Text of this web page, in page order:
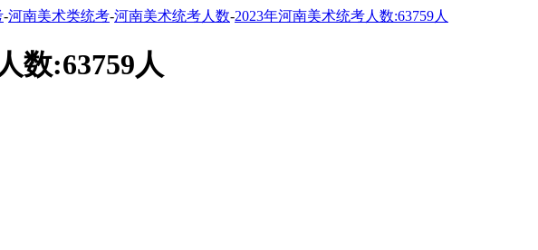
-河南美术类统考-河南美术统考人数-2023年河南美术统考人数:63759人
数:63759人